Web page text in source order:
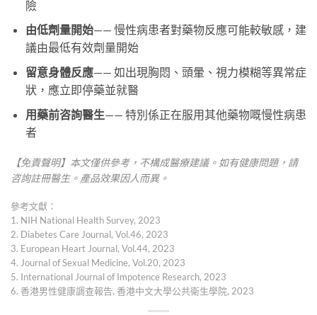
險
由低劑量開始—— 慢性病患者對藥物反應可能較敏感，建
議由最低有效劑量開始
留意身體反應—— 如出現胸悶、頭暈、視力模糊等異常症
狀，應立即停藥並就醫
用藥前咨詢醫生—— 特別係正在服用其他藥物嘅慢性病患
者
【免責聲明】本文僅供參考，不構成醫療建議。如有健康問題，請
咨詢註冊醫生。產品效果因人而異。
參考文獻：
1. NIH National Health Survey, 2023
2. Diabetes Care Journal, Vol.46, 2023
3. European Heart Journal, Vol.44, 2023
4. Journal of Sexual Medicine, Vol.20, 2023
5. International Journal of Impotence Research, 2023
6. 香港男性健康調查報告, 香港中文大學公共衛生學院, 2023